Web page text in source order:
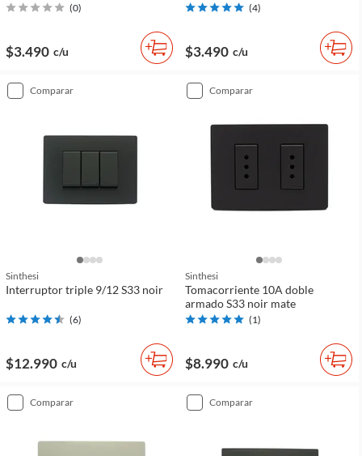
(0)
$3.490 c/u
(4)
$3.490 c/u
comparar
Sinthesi
Interruptor triple 9/12 S33 noir
(6)
$12.990 c/u
comparar
Sinthesi
Tomacorriente 10A doble
armado S33 noir mate
(1)
$8.990 c/u
comparar comparar